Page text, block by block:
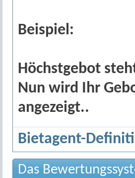
Beispiel:
Höchstgebot
Nun wird Ihr
angezeigt..
Bietagent-
Das